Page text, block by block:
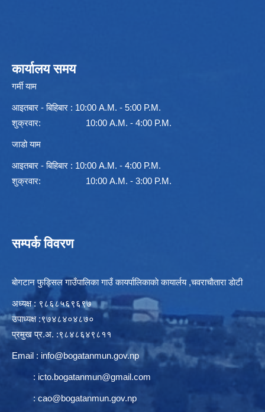
कार्यालय समय
गर्मी याम
आइतबार - बिहिबार : 10:00 A.M. - 5:00 P.M.
शुक्रवार: 10:00 A.M. - 4:00 P.M.
जाडो याम
आइतबार - बिहिबार : 10:00 A.M. - 4:00 P.M.
शुक्रवार: 10:00 A.M. - 3:00 P.M.
सम्पर्क विवरण
बाेगटान फुड्सिल गाउँपालिका गाउँ कायर्पालिकाकाे कायार्लय ,चवराचाैतारा डाेटी
अध्यक्ष : ९८६८५६९६९७
उपाध्यक्ष :९७४८४०४८७०
प्रमुख प्र.अ. :९८४८६४९८११
Email : info@bogatanmun.gov.np
: icto.bogatanmun@gmail.com
: cao@bogatanmun.gov.np